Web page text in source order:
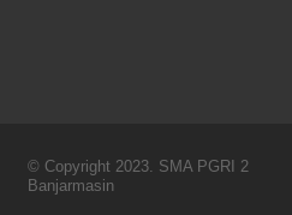
© Copyright 2023. SMA PGRI 2
Banjarmasin